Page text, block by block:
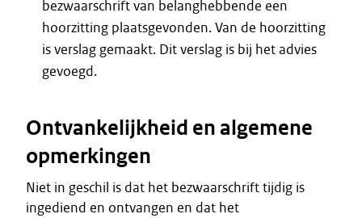
bezwaarschrift van belanghebbende een
hoorzitting plaatsgevonden. Van de hoorzitting
is verslag gemaakt. Dit verslag is bij het advies
gevoegd.
Ontvankelijkheid en algemene
opmerkingen
Niet in geschil is dat het bezwaarschrift tijdig is
ingediend en ontvangen en dat het